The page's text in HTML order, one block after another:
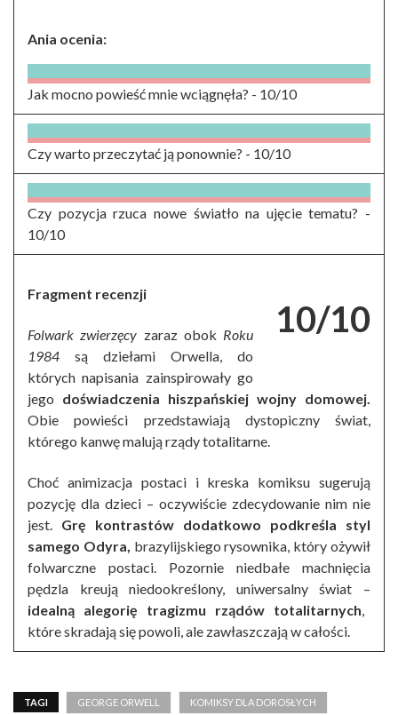
Ania ocenia:
Jak mocno powieść mnie wciągnęła? - 10/10
Czy warto przeczytać ją ponownie? - 10/10
Czy pozycja rzuca nowe światło na ujęcie tematu? -
10/10
10/10
Fragment recenzji
Folwark zwierzęcy zaraz obok Roku
1984 są dziełami Orwella, do
których napisania zainspirowały go
jego doświadczenia hiszpańskiej wojny domowej.
Obie powieści przedstawiają dystopiczny świat,
którego kanwę malują rządy totalitarne.
Choć animizacja postaci i kreska komiksu sugerują
pozycję dla dzieci – oczywiście zdecydowanie nim nie
jest. Grę kontrastów dodatkowo podkreśla styl
samego Odyra, brazylijskiego rysownika, który ożywił
folwarczne postaci. Pozornie niedbałe machnięcia
pędzla kreują niedookreślony, uniwersalny świat –
idealną alegorię tragizmu rządów totalitarnych,
które skradają się powoli, ale zawłaszczają w całości.
TAGI GEORGE ORWELL KOMIKSY DLA DOROSŁYCH